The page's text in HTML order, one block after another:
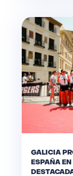
GALICIA
ESPAÑA